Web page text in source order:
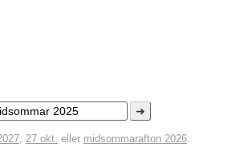
➜
, 27 okt. eller midsommarafton 2026.